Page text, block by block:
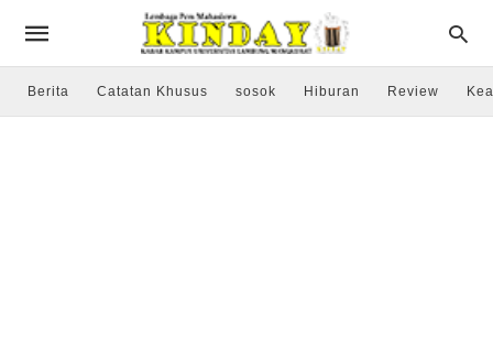
Berita Catatan Khusus sosok Hiburan Review